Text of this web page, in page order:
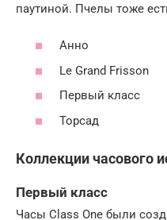
паутиной. Пчелы тоже
Анно
Le Grand Frisson
Первый класс
Торсад
Коллекции часового
Первый класс
Часы Class One были